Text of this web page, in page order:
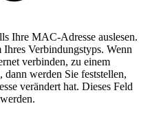
Ihre MAC-Adresse auslesen.
Verbindungstyps. Wenn
verbinden, zu einem
werden Sie feststellen,
verändert hat. Dieses Feld